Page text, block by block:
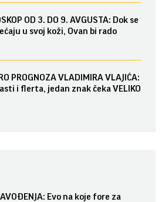
OD 3. DO 9. AVGUSTA: Dok se
u svoj koži, Ovan bi rado
PROGNOZA VLADIMIRA VLAJIĆA:
i flerta, jedan znak čeka VELIKO
Evo na koje fore za